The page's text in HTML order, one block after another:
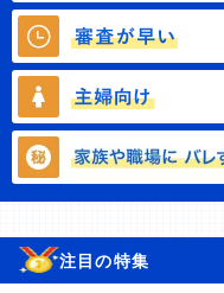
注目の特集